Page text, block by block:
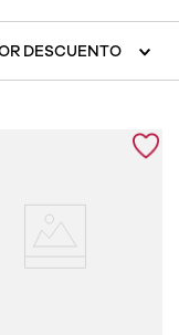
DESCUENTO